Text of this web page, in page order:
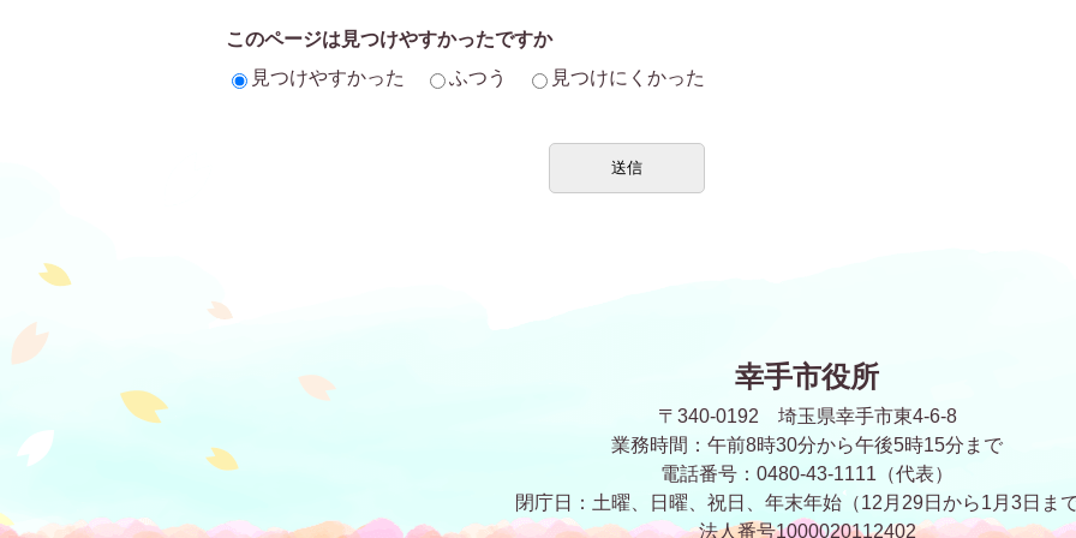
このページは見つけやすかったですか
見つけやすかった
ふつう 見つけにくかった
幸手市役所
〒340-0192 埼玉県幸手市東4-6-8
業務時間：午前8時30分から午後5時15分まで
電話番号：0480-43-1111（代表）
閉庁日：土曜、日曜、祝日、年末年始 （12月29日から1月3日ま
法人番号1000020112402